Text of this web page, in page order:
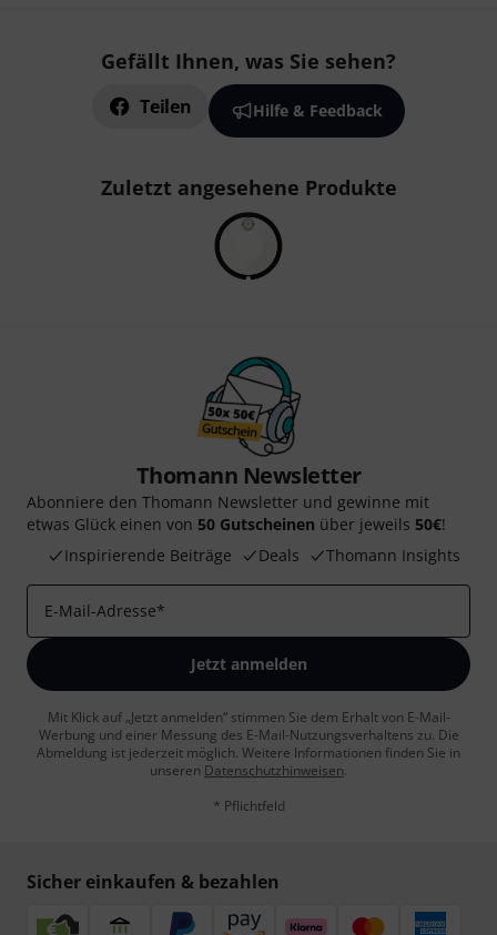
Gefällt Ihnen, was Sie sehen?
Teilen Hilfe & Feedback
Zuletzt angesehene Produkte
Thomann Newsletter
Abonniere den Thomann Newsletter und gewinne mit
etwas Glück einen von 50 Gutscheinen über jeweils 50€!
Inspirierende Beiträge
Deals Thomann Insights
E-Mail-Adresse*
Jetzt anmelden
Mit Klick auf „Jetzt anmelden“ stimmen Sie dem Erhalt von E-Mail-
Werbung und einer Messung des E-Mail-Nutzungsverhaltens zu. Die
Abmeldung ist jederzeit möglich. Weitere Informationen finden Sie in
unseren Datenschutzhinweisen.
* Pflichtfeld
Sicher einkaufen & bezahlen